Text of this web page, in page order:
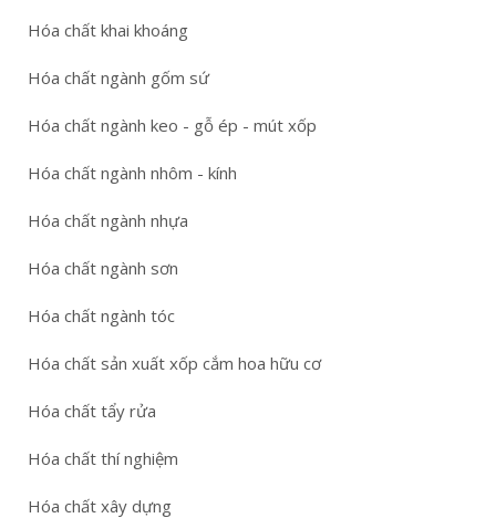
Hóa chất khai khoáng
Hóa chất ngành gốm sứ
Hóa chất ngành keo - gỗ ép - mút xốp
Hóa chất ngành nhôm - kính
Hóa chất ngành nhựa
Hóa chất ngành sơn
Hóa chất ngành tóc
Hóa chất sản xuất xốp cắm hoa hữu cơ
Hóa chất tẩy rửa
Hóa chất thí nghiệm
Hóa chất xây dựng